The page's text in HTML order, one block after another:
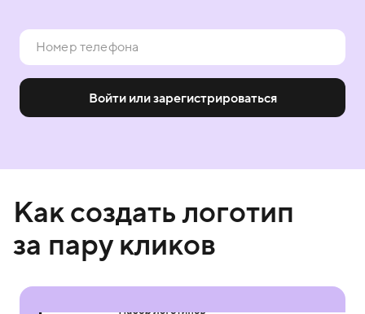
Войти или зарегистрироваться
Как создать логотип
за пару кликов